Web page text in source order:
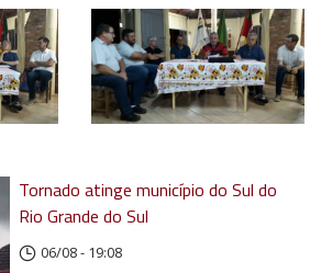
Tornado atinge município do Sul do
Rio Grande do Sul
06/08 - 19:08